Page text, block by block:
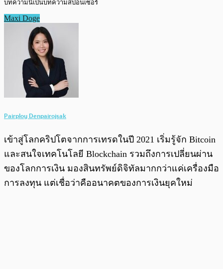
บทความนี้เป็นบทความสปอนเซอร์
Maxi Doge
Pairploy Denpairojsak
เข้าสู่โลกคริปโตจากการเทรดในปี 2021 เริ่มรู้จัก Bitcoin
และสนใจเทคโนโลยี Blockchain รวมถึงการเปลี่ยนผ่าน
ของโลกการเงิน มองสินทรัพย์ดิจิทัลมากกว่าแค่เครื่องมือ
การลงทุน แต่เชื่อว่าคืออนาคตของการเงินยุคใหม่